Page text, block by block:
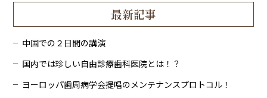
最新記事
中国での２日間の講演
国内では珍しい自由診療歯科医院とは！？
ヨーロッパ歯周病学会提唱のメンテナンスプロトコル！